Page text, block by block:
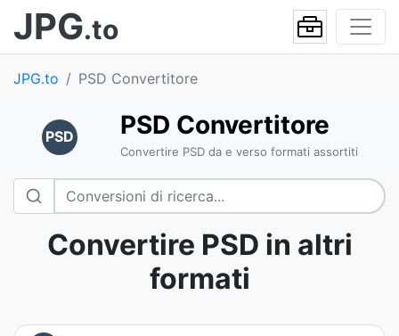
JPG.to
JPG.to PSD Convertitore
PSD PSD Convertitore
Convertire PSD da e verso formati assortiti
Convertire PSD in altri
formati